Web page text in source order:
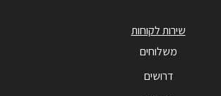
שירות לקוחות
משלוחים
דרושים